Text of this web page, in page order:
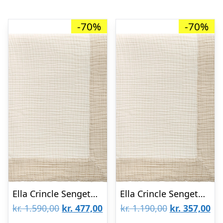
-70%
Ella Crincle Sengetæppe 260×260 Sand
kr.1.590,00 Den
kr. 477,00Den
-70%
Ella Crincle Sengetæppe 180×260 Sand
kr.1.190,00 Den
kr. 357,00